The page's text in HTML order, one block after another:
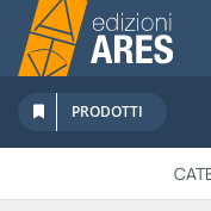
Salta
contenuto
Chi Siamo
Sostienici
Abbonamenti
PRODOTTI